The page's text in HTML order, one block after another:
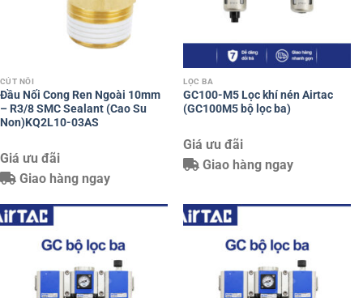
CÚT NỐI
Đầu Nối Cong Ren Ngoài 10mm
– R3/8 SMC Sealant (Cao Su
Non)KQ2L10-03AS
Giá ưu đãi
Giao hàng ngay
LỌC BA
GC100-M5 Lọc khí nén Airtac
(GC100M5 bộ lọc ba)
Giá ưu đãi
Giao hàng ngay